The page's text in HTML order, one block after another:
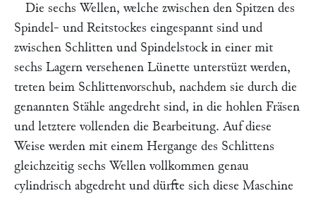
Die sechs Wellen, welche zwischen den Spitzen des
Spindel- und Reitstockes eingespannt sind und
zwischen Schlitten und Spindelstock in einer mit
sechs Lagern versehenen Lünette unterstüzt werden,
treten beim Schlittenvorschub, nachdem sie durch die
genannten Stähle angedreht sind, in die hohlen Fräsen
und letztere vollenden die Bearbeitung. Auf diese
Weise werden mit einem Hergange des Schlittens
gleichzeitig sechs Wellen vollkommen genau
cylindrisch abgedreht und dürfte sich diese Maschine